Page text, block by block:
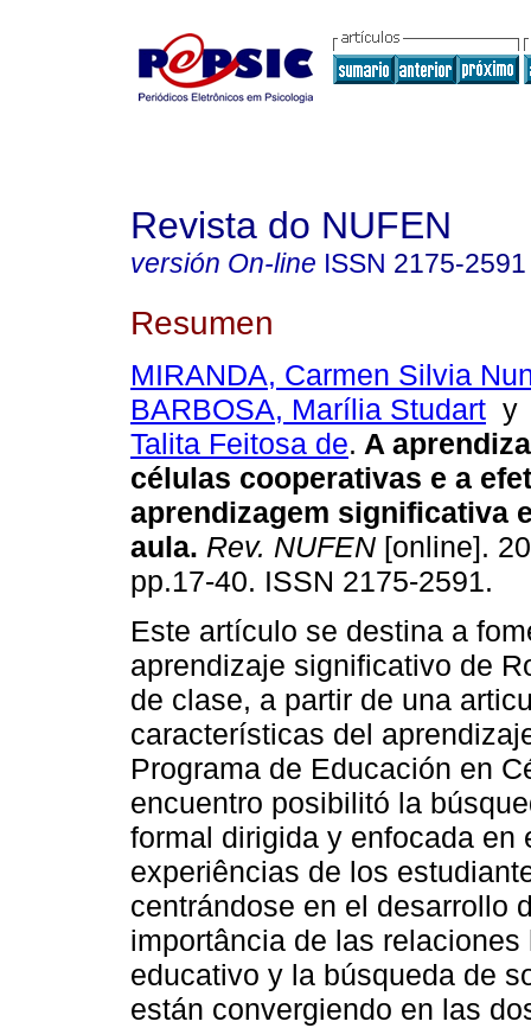
Revista do NUFEN
versión On-line ISSN 2175-2591
Resumen
MIRANDA, Carmen Silvia
BARBOSA, Marília Studart
Talita Feitosa de. A
células cooperativas e a
aprendizagem significativa
aula. Rev. NUFEN [online].
pp.17-40. ISSN 2175-2591.
Este artículo se destina a
aprendizaje significativo de
de clase, a partir de una
características del
Programa de Educación en
encuentro posibilitó la
formal dirigida y enfocada en
experiências de los
centrándose en el desarrollo
importância de las
educativo y la búsqueda de
están convergiendo en las